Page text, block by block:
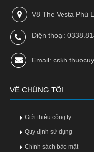
V8 The Vesta Phú
Điện thoại:
Email:
VỀ CHÚNG TÔI
Giới thiệu công ty
Quy định sử dụng
Chính sách bảo mật